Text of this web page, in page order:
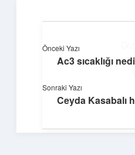
Hafif
Hayatına neşe
Önceki Yazı
Ac3 sıcaklığı
Sonraki Yazı
Ceyda Kasabalı